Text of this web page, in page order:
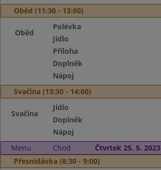
Oběd (11:30 - 13:00)
Oběd
Polévka
Jídlo
Příloha
Doplněk
Nápoj
Svačina (13:30 - 14:00)
Svačina
Jídlo
Doplněk
Nápoj
Menu
Chod
Čtvrtek 25. 5. 2023
Přesnídávka (8:30 - 9:00)